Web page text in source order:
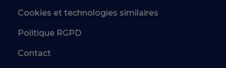
Cookies et technologies similaires
Politique RGPD
Contact